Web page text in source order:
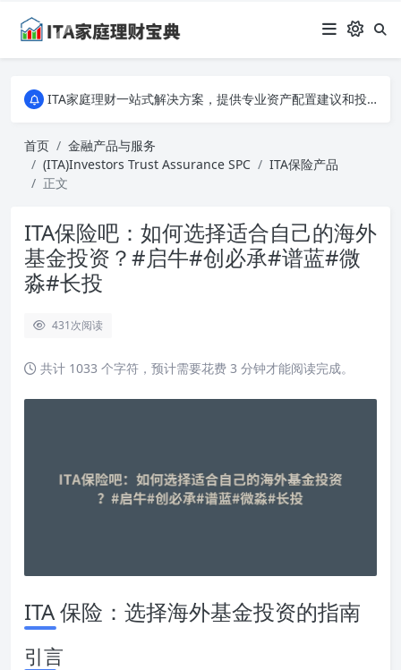
ITA家庭理财一站式解决方案，提供专业资产配置建议和投资策略分析。从入门到专家，全面掌握家庭财务规划的秘诀，让您的财富稳健增长！
ITA家庭理财一站式解决方案，提供专业资产配置建议和投资策略分析。从入门到专家，全面掌握家庭财务规划的秘诀，让您的财富稳健增长！
首页
金融产品与服务
(ITA)Investors Trust Assurance SPC
ITA保险产品
正文
ITA保险吧：如何选择适合自己的海外
基金投资？#启牛#创必承#谱蓝#微
淼#长投
431次阅读
共计 1033 个字符，预计需要花费 3 分钟才能阅读完成。
ITA 保险：选择海外基金投资的指南
引言